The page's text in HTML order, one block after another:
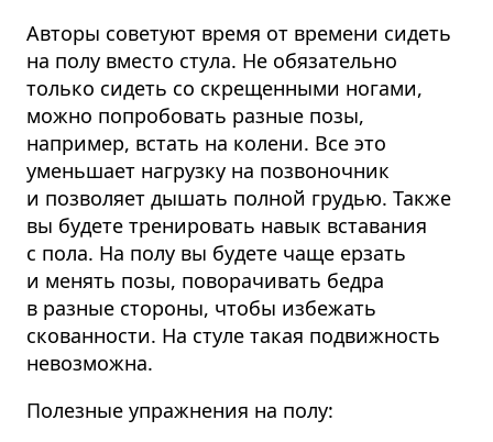
Авторы советуют время от времени сидеть
на полу вместо стула. Не обязательно
только сидеть со скрещенными ногами,
можно попробовать разные позы,
например, встать на колени. Все это
уменьшает нагрузку на позвоночник
и позволяет дышать полной грудью. Также
вы будете тренировать навык вставания
с пола. На полу вы будете чаще ерзать
и менять позы, поворачивать бедра
в разные стороны, чтобы избежать
скованности. На стуле такая подвижность
невозможна.
Полезные упражнения на полу: